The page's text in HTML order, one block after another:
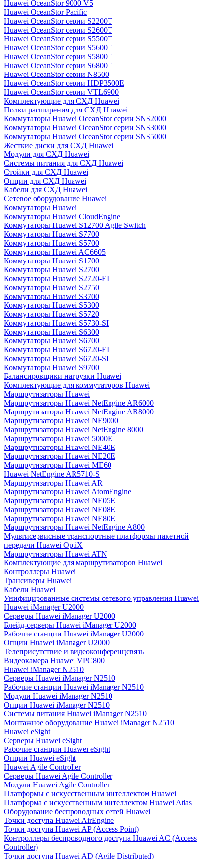
Huawei OceanStor 9000 V5
Huawei OceanStor Pacific
Huawei OceanStor серии S2200T
Huawei OceanStor серии S2600T
Huawei OceanStor серии S5500T
Huawei OceanStor серии S5600T
Huawei OceanStor серии S5800T
Huawei OceanStor серии S6800T
Huawei OceanStor серии N8500
Huawei OceanStor серии HDP3500E
Huawei OceanStor серии VTL6900
Комплектующие для СХД Huawei
Полки расширения для СХД Huawei
Коммутаторы Huawei OceanStor серии SNS2000
Коммутаторы Huawei OceanStor серии SNS3000
Коммутаторы Huawei OceanStor серии SNS5000
Жесткие диски для СХД Huawei
Модули для СХД Huawei
Системы питания для СХД Huawei
Стойки для СХД Huawei
Опции для СХД Huawei
Кабели для СХД Huawei
Сетевое оборудование Huawei
Коммутаторы Huawei
Коммутаторы Huawei CloudEngine
Коммутаторы Huawei S12700 Agile Switch
Коммутаторы Huawei S7700
Коммутаторы Huawei S5700
Коммутаторы Huawei AC6605
Коммутаторы Huawei S1700
Коммутаторы Huawei S2700
Коммутаторы Huawei S2720-EI
Коммутаторы Huawei S2750
Коммутаторы Huawei S3700
Коммутаторы Huawei S5300
Коммутаторы Huawei S5720
Коммутаторы Huawei S5730-SI
Коммутаторы Huawei S6300
Коммутаторы Huawei S6700
Коммутаторы Huawei S6720-EI
Коммутаторы Huawei S6720-SI
Коммутаторы Huawei S9700
Балансировщики нагрузки Huawei
Комплектующие для коммутаторов Huawei
Маршрутизаторы Huawei
Маршрутизаторы Huawei NetEngine AR6000
Маршрутизаторы Huawei NetEngine AR8000
Маршрутизаторы Huawei NE9000
Маршрутизаторы Huawei NetEngine 8000
Маршрутизаторы Huawei 5000E
Маршрутизаторы Huawei NE40E
Маршрутизаторы Huawei NE20E
Маршрутизаторы Huawei ME60
Huawei NetEngine AR5710-S
Маршрутизаторы Huawei AR
Маршрутизаторы Huawei AtomEngine
Маршрутизаторы Huawei NE05E
Маршрутизаторы Huawei NE08E
Маршрутизаторы Huawei NE80E
Маршрутизаторы Huawei NetEngine A800
Мультисервисные транспортные платформы пакетной
передачи Huawei OptiX
Маршрутизаторы Huawei ATN
Комплектующие для маршрутизаторов Huawei
Контроллеры Huawei
Трансиверы Huawei
Кабели Huawei
Унифицированные системы сетевого управления Huawei
Huawei iManager U2000
Серверы Huawei iManager U2000
Блейд-серверы Huawei iManager U2000
Рабочие станции Huawei iManager U2000
Опции Huawei iManager U2000
Телеприсутствие и видеоконференцсвязь
Видеокамера Huawei VPC800
Huawei iManager N2510
Серверы Huawei iManager N2510
Рабочие станции Huawei iManager N2510
Модули Huawei iManager N2510
Опции Huawei iManager N2510
Системы питания Huawei iManager N2510
Монтажное оборудование Huawei iManager N2510
Huawei eSight
Серверы Huawei eSight
Рабочие станции Huawei eSight
Опции Huawei eSight
Huawei Agile Controller
Серверы Huawei Agile Controller
Модули Huawei Agile Controller
Платформы с искусственным интеллектом Huawei
Платформа с искусственным интеллектом Huawei Atlas
Оборудование беспроводных сетей Huawei
Точки доступа Huawei AirEngine
Точки доступа Huawei AP (Access Point)
Контроллеры беспроводного доступа Huawei AC (Access
Controller)
Точки доступа Huawei AD (Agile Distributed)